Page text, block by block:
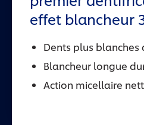
effet blancheur
Dents plus blanches
Blancheur longue
Action micellaire